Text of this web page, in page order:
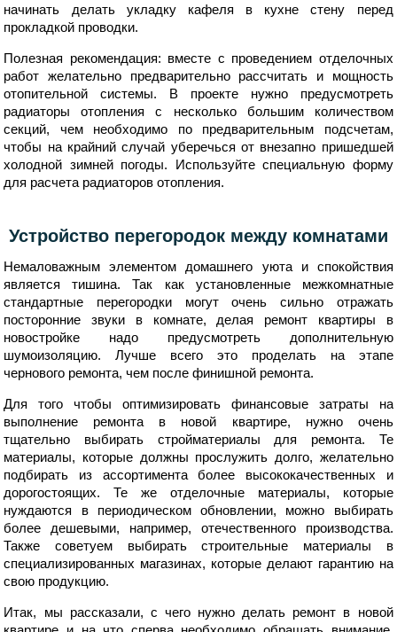
начинать делать укладку кафеля в кухне стену перед
прокладкой проводки.
Полезная рекомендация: вместе с проведением отделочных
работ желательно предварительно рассчитать и мощность
отопительной системы. В проекте нужно предусмотреть
радиаторы отопления с несколько большим количеством
секций, чем необходимо по предварительным подсчетам,
чтобы на крайний случай уберечься от внезапно пришедшей
холодной зимней погоды. Используйте специальную форму
для расчета радиаторов отопления.
Устройство перегородок между комнатами
Немаловажным элементом домашнего уюта и спокойствия
является тишина. Так как установленные межкомнатные
стандартные перегородки могут очень сильно отражать
посторонние звуки в комнате, делая ремонт квартиры в
новостройке надо предусмотреть дополнительную
шумоизоляцию. Лучше всего это проделать на этапе
чернового ремонта, чем после финишной ремонта.
Для того чтобы оптимизировать финансовые затраты на
выполнение ремонта в новой квартире, нужно очень
тщательно выбирать стройматериалы для ремонта. Те
материалы, которые должны прослужить долго, желательно
подбирать из ассортимента более высококачественных и
дорогостоящих. Те же отделочные материалы, которые
нуждаются в периодическом обновлении, можно выбирать
более дешевыми, например, отечественного производства.
Также советуем выбирать строительные материалы в
специализированных магазинах, которые делают гарантию на
свою продукцию.
Итак, мы рассказали, с чего нужно делать ремонт в новой